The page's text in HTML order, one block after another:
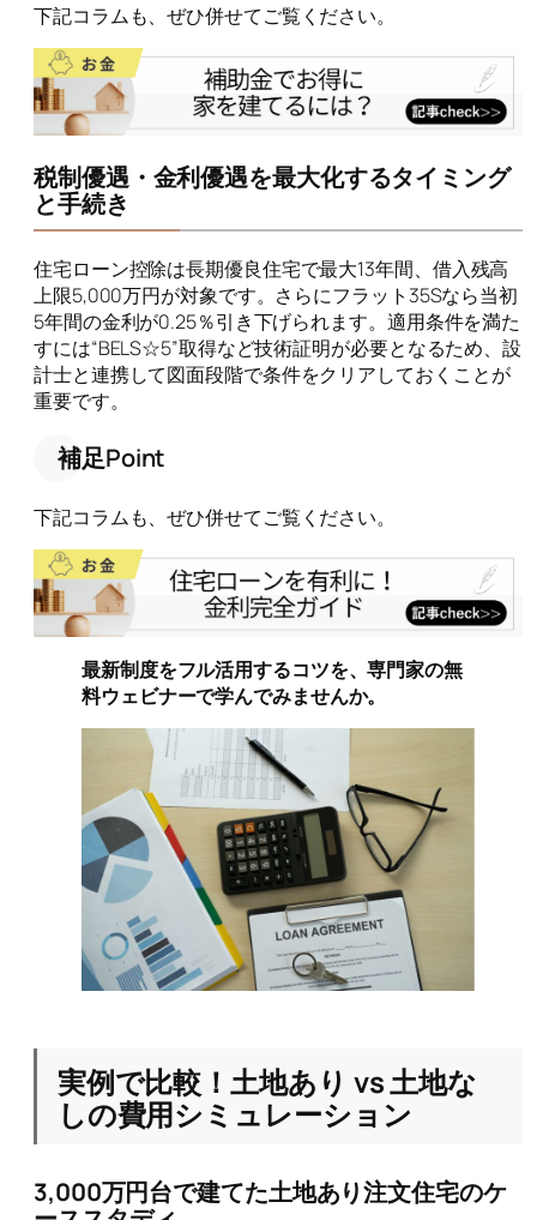
下記コラムも、ぜひ併せてご覧ください。
税制優遇・金利優遇を最大化するタイミング
と手続き
住宅ローン控除は長期優良住宅で最大13年間、借入残高
上限5,000万円が対象です。さらにフラット35Sなら当初
5年間の金利が0.25％引き下げられます。適用条件を満た
すには“BELS☆5”取得など技術証明が必要となるため、設
計士と連携して図面段階で条件をクリアしておくことが
重要です。
補足Point
下記コラムも、ぜひ併せてご覧ください。
最新制度をフル活用するコツを、専門家の無
料ウェビナーで学んでみませんか。
実例で比較！土地あり vs 土地な
しの費用シミュレーション
3,000万円台で建てた土地あり注文住宅のケ